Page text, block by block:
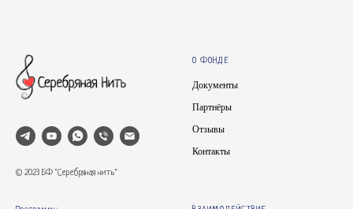
© 2023 БФ "Серебряная нить"
О ФОНДЕ
Документы
Партнёры
Отзывы
Контакты